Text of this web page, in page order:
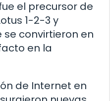
el precursor de
1-2-3 y
se convirtieron en
en la
de Internet en